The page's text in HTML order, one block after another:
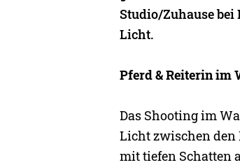
Studio/Zuhause
Licht.
Pferd & Reiterin im
Das Shooting im
Licht zwischen den
mit tiefen Schatten